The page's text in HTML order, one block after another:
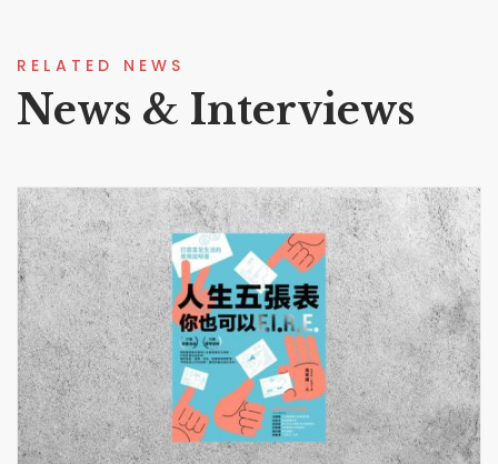
RELATED NEWS
News & Interviews